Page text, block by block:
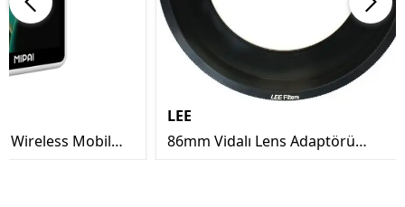
Wireless Mobil
LEE
86mm Vidalı Lens Adaptörü